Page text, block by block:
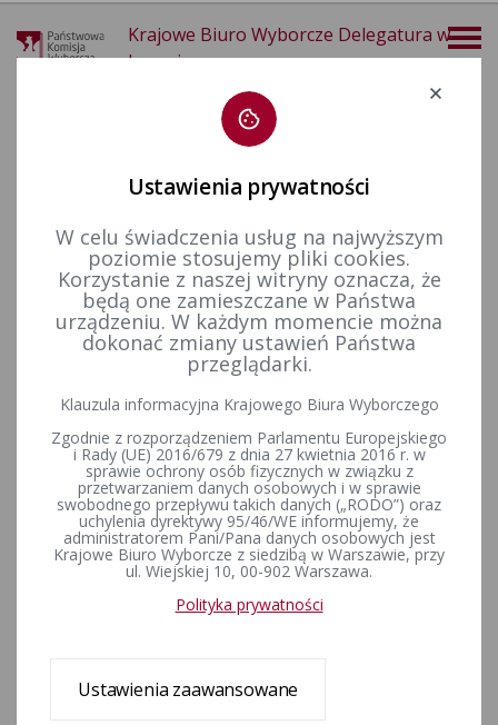
Krajowe Biuro Wyborcze Delegatura w
Lesznie
WYBORY PREZYDENTA RP 2025 - SERWIS
INFORMACYJNY
Ustawienia prywatności
W celu świadczenia usług na najwyższym
poziomie stosujemy pliki cookies.
Korzystanie z naszej witryny oznacza, że
będą one zamieszczane w Państwa
urządzeniu. W każdym momencie można
dokonać zmiany ustawień Państwa
przeglądarki.
Klauzula informacyjna Krajowego Biura Wyborczego
Zgodnie z rozporządzeniem Parlamentu Europejskiego
i Rady (UE) 2016/679 z dnia 27 kwietnia 2016 r. w
sprawie ochrony osób fizycznych w związku z
przetwarzaniem danych osobowych i w sprawie
swobodnego przepływu takich danych („RODO”) oraz
uchylenia dyrektywy 95/46/WE informujemy, że
administratorem Pani/Pana danych osobowych jest
Krajowe Biuro Wyborcze z siedzibą w Warszawie, przy
ul. Wiejskiej 10, 00-902 Warszawa.
Polityka prywatności
Ustawienia zaawansowane